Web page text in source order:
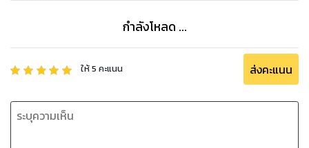
กำลังโหลด ...
ให้5 คะแนน ส่งคะแนน